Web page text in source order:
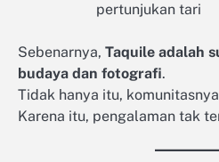
pertunjukan tari
Sebenarnya, Taquile adalah
budaya dan fotografi.
Tidak hanya itu,
Karena itu, pengalaman tak